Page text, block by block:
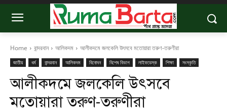
Home বান্দরবান আলিকদম আলীকদমে জলকেলি উৎসবে মতোয়ারা তরুণ-তরুণীরা
জাতীয় ধর্ম বান্দরবান আলিকদম বিনোদন বিশেষ বিভাগ লাইফডেস্ক শিক্ষা সংস্কৃতি
আলীকদমে জলকেলি উৎসবে
মতোয়ারা তরুণ-তরুণীরা